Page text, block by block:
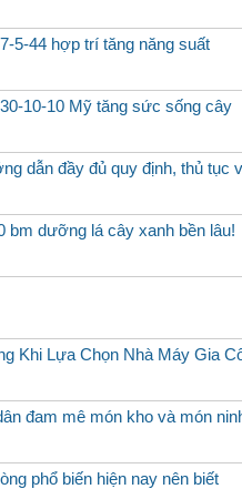
5-44 hợp trí tăng năng suất
10-10 Mỹ tăng sức sống cây
dẫn đầy đủ quy định, thủ tục
bm dưỡng lá cây xanh bền lâu!
Khi Lựa Chọn Nhà Máy Gia
đam mê món kho và món
phổ biến hiện nay nên biết